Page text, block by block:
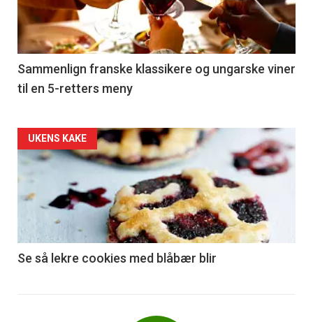
nå
-
5
Sammenlign franske klassikere og ungarske viner
til en 5-retters meny
Forsiden
akkurat
nå
6
UKENS KAKE
Se så lekre cookies med blåbær blir